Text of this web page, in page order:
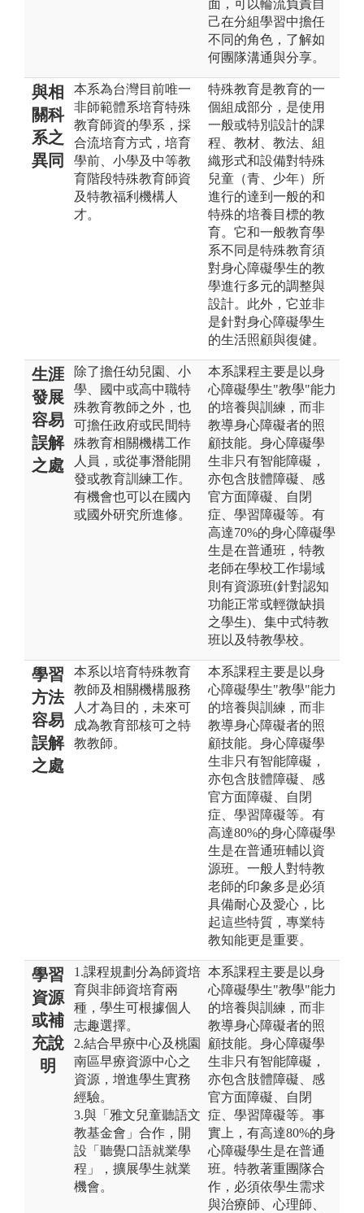
面，可以輪流負責自
己在分組學習中擔任
不同的角色，了解如
何團隊溝通與分享。
與相
關科
系之
異同
本系為台灣目前唯一
非師範體系培育特殊
教育師資的學系，採
合流培育方式，培育
學前、小學及中等教
育階段特殊教育師資
及特教福利機構人
才。
特殊教育是教育的一
個組成部分，是使用
一般或特別設計的課
程、教材、教法、組
織形式和設備對特殊
兒童（青、少年）所
進行的達到一般的和
特殊的培養目標的教
育。它和一般教育學
系不同是特殊教育須
對身心障礙學生的教
學進行多元的調整與
設計。此外，它並非
是針對身心障礙學生
的生活照顧與復健。
生涯
發展
容易
誤解
之處
除了擔任幼兒園、小
學、國中或高中職特
殊教育教師之外，也
可擔任政府或民間特
殊教育相關機構工作
人員，或從事潛能開
發或教育訓練工作。
有機會也可以在國內
或國外研究所進修。
本系課程主要是以身
心障礙學生"教學"能力
的培養與訓練，而非
教導身心障礙者的照
顧技能。身心障礙學
生非只有智能障礙，
亦包含肢體障礙、感
官方面障礙、自閉
症、學習障礙等。有
高達70%的身心障礙學
生是在普通班，特教
老師在學校工作場域
則有資源班(針對認知
功能正常或輕微缺損
之學生)、集中式特教
班以及特教學校。
學習
方法
容易
誤解
之處
本系以培育特殊教育
教師及相關機構服務
人才為目的，未來可
成為教育部核可之特
教教師。
本系課程主要是以身
心障礙學生"教學"能力
的培養與訓練，而非
教導身心障礙者的照
顧技能。身心障礙學
生非只有智能障礙，
亦包含肢體障礙、感
官方面障礙、自閉
症、學習障礙等。有
高達80%的身心障礙學
生是在普通班輔以資
源班。一般人對特教
老師的印象多是必須
具備耐心及愛心，比
起這些特質，專業特
教知能更是重要。
學習
資源
或補
充說
明
1.課程規劃分為師資培
育與非師資培育兩
種，學生可根據個人
志趣選擇。
2.結合早療中心及桃園
南區早療資源中心之
資源，增進學生實務
經驗。
3.與「雅文兒童聽語文
教基金會」合作，開
設「聽覺口語就業學
程」，擴展學生就業
機會。
本系課程主要是以身
心障礙學生"教學"能力
的培養與訓練，而非
教導身心障礙者的照
顧技能。身心障礙學
生非只有智能障礙，
亦包含肢體障礙、感
官方面障礙、自閉
症、學習障礙等。事
實上，有高達80%的身
心障礙學生是在普通
班。特教著重團隊合
作，必須依學生需求
與治療師、心理師、